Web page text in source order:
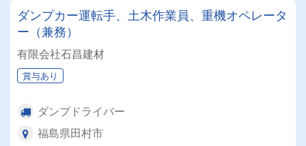
ダンプカー運転手、土木作業員、重機オペレータ
ー（兼務）
有限会社石昌建材
賞与あり
ダンプドライバー
福島県田村市